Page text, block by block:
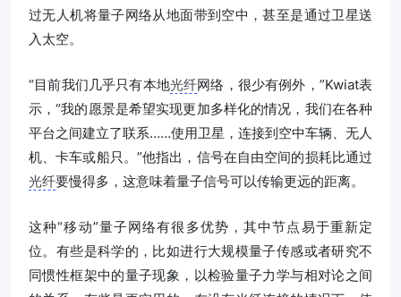
过无人机将量子网络从地面带到空中，甚至是通过卫星送
入太空。
“目前我们几乎只有本地光纤网络，很少有例外，”Kwiat表
示，“我的愿景是希望实现更加多样化的情况，我们在各种
平台之间建立了联系……使用卫星，连接到空中车辆、无人
机、卡车或船只。”他指出，信号在自由空间的损耗比通过
光纤要慢得多，这意味着量子信号可以传输更远的距离。
这种“移动”量子网络有很多优势，其中节点易于重新定
位。有些是科学的，比如进行大规模量子传感或者研究不
同惯性框架中的量子现象，以检验量子力学与相对论之间